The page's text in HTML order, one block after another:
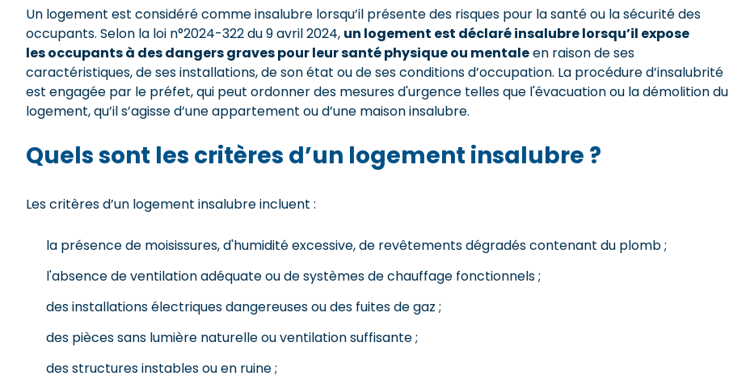
Un logement est considéré comme insalubre lorsqu’il présente des risques pour la santé ou la sécurité des
occupants. Selon la loi n°2024-322 du 9 avril 2024, un logement est déclaré insalubre lorsqu’il expose
les occupants à des dangers graves pour leur santé physique ou mentaleen raison de ses
caractéristiques, de ses installations, de son état ou de ses conditions d’occupation. La procédure d’insalubrité
est engagée par le préfet, qui peut ordonner des mesures d'urgence telles que l'évacuation ou la démolition du
logement, qu’il s’agisse d’une appartement ou d’une maison insalubre.
Quels sont les critères d’un logement insalubre ?
Les critères d’un logement insalubre incluent :
la présence de moisissures, d'humidité excessive, de revêtements dégradés contenant du plomb ;
l'absence de ventilation adéquate ou de systèmes de chauffage fonctionnels ;
des installations électriques dangereuses ou des fuites de gaz ;
des pièces sans lumière naturelle ou ventilation suffisante ;
des structures instables ou en ruine ;